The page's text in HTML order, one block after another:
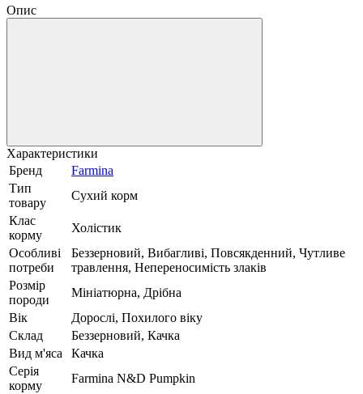
Опис
Характеристики
Бренд
Farmina
Тип
товару
Сухий корм
Клас
корму
Холістик
Особливі
потреби
Беззерновий, Вибагливі, Повсякденний, Чутливе
травлення, Непереносимість злаків
Розмір
породи
Мініатюрна, Дрібна
Вік
Дорослі, Похилого віку
Склад
Беззерновий, Качка
Вид м'яса
Качка
Серія
корму
Farmina N&D Pumpkin